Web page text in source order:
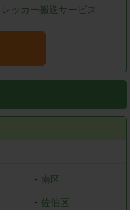
レッカー搬送サービス
・ 南区
・ 佐伯区